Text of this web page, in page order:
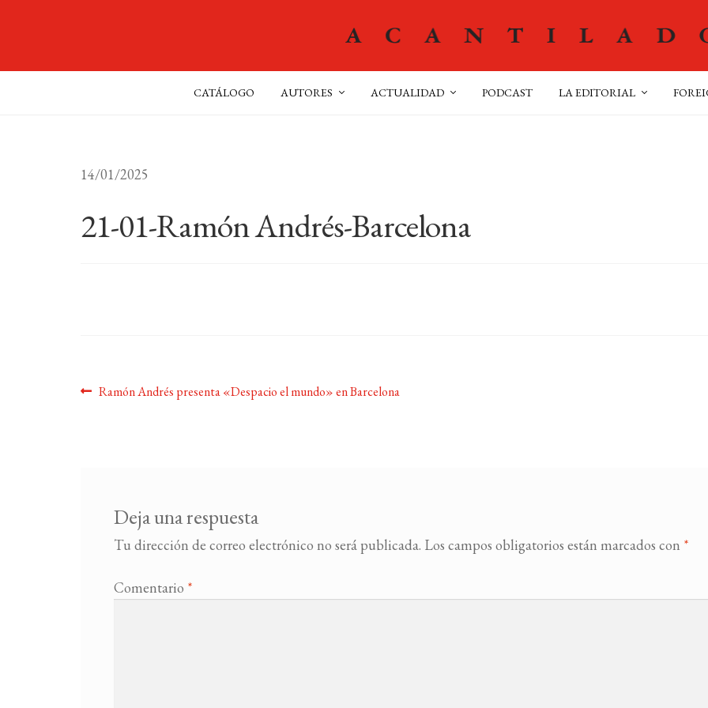
CATÁLOGO AUTORES ACTUALIDAD PODCAST LA EDITORIAL
14/01/2025
21-01-Ramón Andrés-Barcelona
Navegación
Anterior:
Ramón Andrés presenta «Despacio el mundo» en Barcelona
Deja una respuesta
Tu dirección de correo electrónico no será publicada. Los campos obligatorios están marcados con *
Comentario *